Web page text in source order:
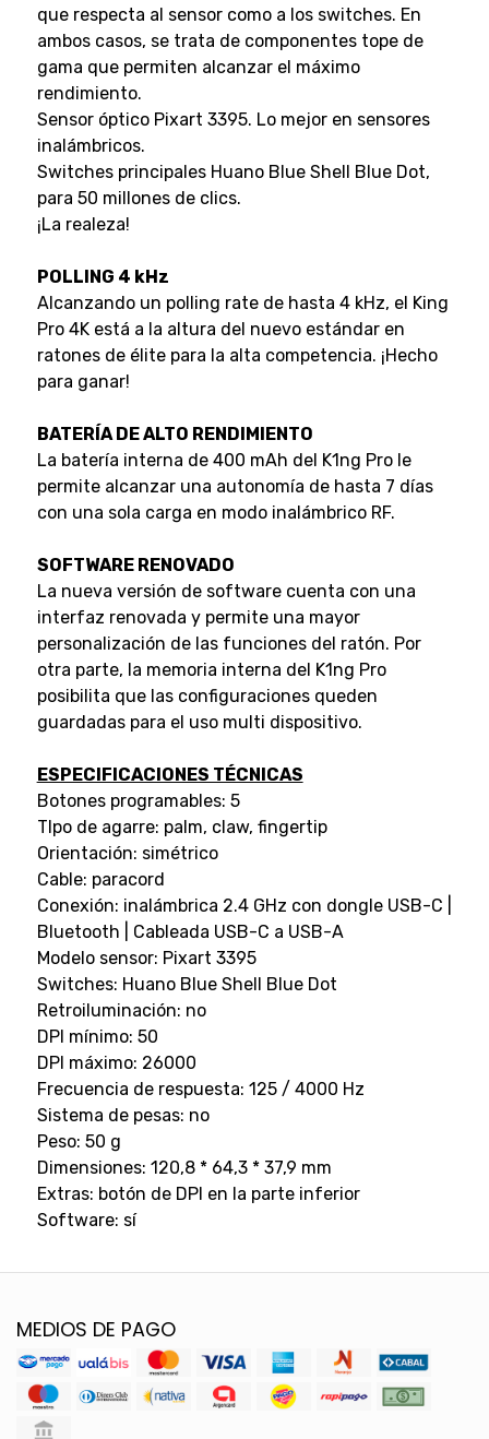
que respecta al sensor como a los switches. En
ambos casos, se trata de componentes tope de
gama que permiten alcanzar el máximo
rendimiento.
Sensor óptico Pixart 3395. Lo mejor en sensores
inalámbricos.
Switches principales Huano Blue Shell Blue Dot,
para 50 millones de clics.
¡La realeza!
POLLING 4 kHz
Alcanzando un polling rate de hasta 4 kHz, el King
Pro 4K está a la altura del nuevo estándar en
ratones de élite para la alta competencia. ¡Hecho
para ganar!
BATERÍA DE ALTO RENDIMIENTO
La batería interna de 400 mAh del K1ng Pro le
permite alcanzar una autonomía de hasta 7 días
con una sola carga en modo inalámbrico RF.
SOFTWARE RENOVADO
La nueva versión de software cuenta con una
interfaz renovada y permite una mayor
personalización de las funciones del ratón. Por
otra parte, la memoria interna del K1ng Pro
posibilita que las configuraciones queden
guardadas para el uso multi dispositivo.
ESPECIFICACIONES TÉCNICAS
Botones programables: 5
TIpo de agarre: palm, claw, fingertip
Orientación: simétrico
Cable: paracord
Conexión: inalámbrica 2.4 GHz con dongle USB-C |
Bluetooth | Cableada USB-C a USB-A
Modelo sensor: Pixart 3395
Switches: Huano Blue Shell Blue Dot
Retroiluminación: no
DPI mínimo: 50
DPI máximo: 26000
Frecuencia de respuesta: 125 / 4000 Hz
Sistema de pesas: no
Peso: 50 g
Dimensiones: 120,8 * 64,3 * 37,9 mm
Extras: botón de DPI en la parte inferior
Software: sí
MEDIOS DE PAGO